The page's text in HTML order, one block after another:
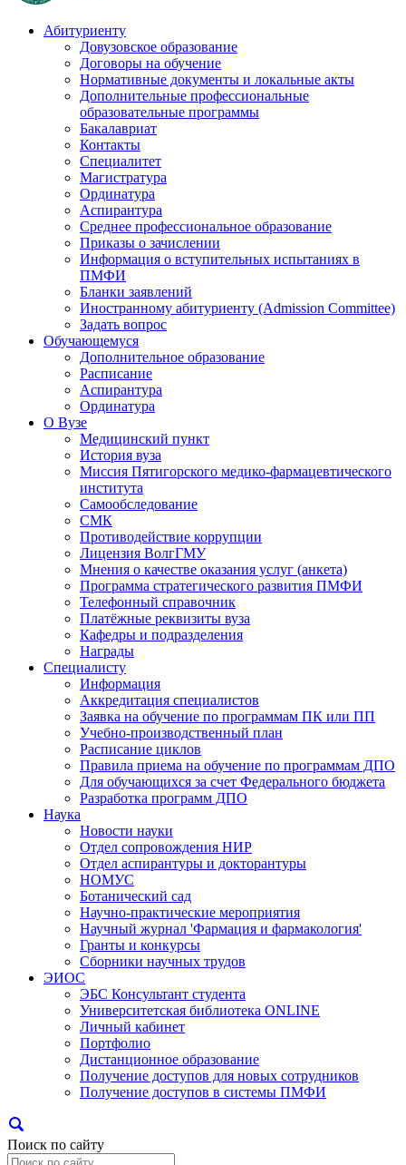
Абитуриенту
Довузовское образование
Договоры на обучение
Нормативные документы и локальные акты
Дополнительные профессиональные
образовательные программы
Бакалавриат
Контакты
Специалитет
Магистратура
Ординатура
Аспирантура
Среднее профессиональное образование
Приказы о зачислении
Информация о вступительных испытаниях в
ПМФИ
Бланки заявлений
Иностранному абитуриенту (Admission Committee)
Задать вопрос
Обучающемуся
Дополнительное образование
Расписание
Аспирантура
Ординатура
О Вузе
Медицинский пункт
История вуза
Миссия Пятигорского медико-фармацевтического
института
Самообследование
СМК
Противодействие коррупции
Лицензия ВолгГМУ
Мнения о качестве оказания услуг (анкета)
Программа стратегического развития ПМФИ
Телефонный справочник
Платёжные реквизиты вуза
Кафедры и подразделения
Награды
Специалисту
Информация
Аккредитация специалистов
Заявка на обучение по программам ПК или ПП
Учебно-производственный план
Расписание циклов
Правила приема на обучение по программам ДПО
Для обучающихся за счет Федерального бюджета
Разработка программ ДПО
Наука
Новости науки
Отдел сопровождения НИР
Отдел аспирантуры и докторантуры
НОМУС
Ботанический сад
Научно-практические мероприятия
Научный журнал 'Фармация и фармакология'
Гранты и конкурсы
Сборники научных трудов
ЭИОС
ЭБС Консультант студента
Университетская библиотека ONLINE
Личный кабинет
Портфолио
Дистанционное образование
Получение доступов для новых сотрудников
Получение доступов в системы ПМФИ
Поиск по сайту